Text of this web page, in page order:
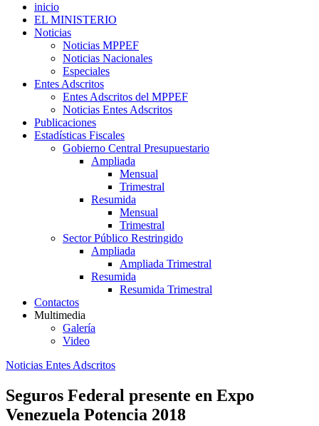
inicio
EL MINISTERIO
Noticias
Noticias MPPEF
Noticias Nacionales
Especiales
Entes Adscritos
Entes Adscritos del MPPEF
Noticias Entes Adscritos
Publicaciones
Estadísticas Fiscales
Gobierno Central Presupuestario
Ampliada
Mensual
Trimestral
Resumida
Mensual
Trimestral
Sector Público Restringido
Ampliada
Ampliada Trimestral
Resumida
Resumida Trimestral
Contactos
Multimedia
Galería
Video
Noticias Entes Adscritos
Seguros Federal presente en Expo
Venezuela Potencia 2018